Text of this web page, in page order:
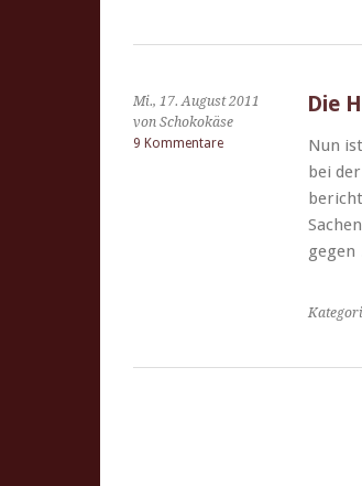
Mi., 17. August 2011
von Schokokäse
9 Kommentare
Die
Nun
bei